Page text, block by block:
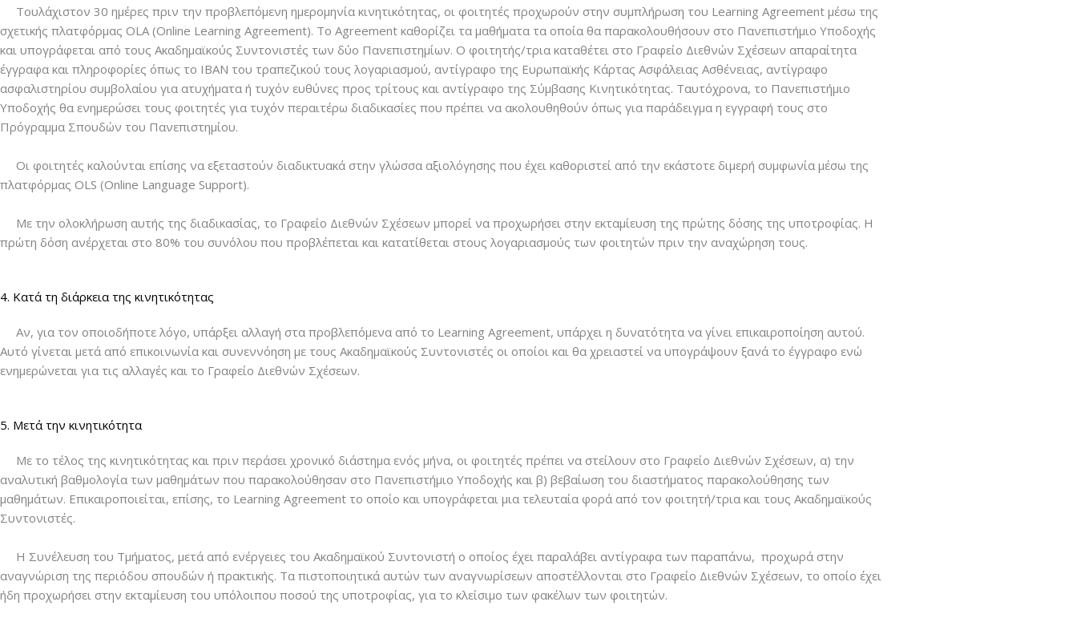
Τουλάχιστον 30 ημέρες πριν την προβλεπόμενη ημερομηνία κινητικότητας, οι φοιτητές προχωρούν στην συμπλήρωση του Learning Agreement μέσω της
σχετικής πλατφόρμας OLA (Online Learning Agreement). Tο Agreement καθορίζει τα μαθήματα τα οποία θα παρακολουθήσουν στο Πανεπιστήμιο Υποδοχής
και υπογράφεται από τους Ακαδημαϊκούς Συντονιστές των δύο Πανεπιστημίων. Ο φοιτητής/τρια καταθέτει στο Γραφείο Διεθνών Σχέσεων απαραίτητα
έγγραφα και πληροφορίες όπως το IBAN του τραπεζικού τους λογαριασμού, αντίγραφο της Ευρωπαϊκής Κάρτας Ασφάλειας Ασθένειας, αντίγραφο
ασφαλιστηρίου συμβολαίου για ατυχήματα ή τυχόν ευθύνες προς τρίτους και αντίγραφο της Σύμβασης Κινητικότητας. Ταυτόχρονα, το Πανεπιστήμιο
Υποδοχής θα ενημερώσει τους φοιτητές για τυχόν περαιτέρω διαδικασίες που πρέπει να ακολουθηθούν όπως για παράδειγμα η εγγραφή τους στο
Πρόγραμμα Σπουδών του Πανεπιστημίου.
Οι φοιτητές καλούνται επίσης να εξεταστούν διαδικτυακά στην γλώσσα αξιολόγησης που έχει καθοριστεί από την εκάστοτε διμερή συμφωνία μέσω της
πλατφόρμας OLS (Online Language Support).
Με την ολοκλήρωση αυτής της διαδικασίας, το Γραφείο Διεθνών Σχέσεων μπορεί να προχωρήσει στην εκταμίευση της πρώτης δόσης της υποτροφίας. Η
πρώτη δόση ανέρχεται στο 80% του συνόλου που προβλέπεται και κατατίθεται στους λογαριασμούς των φοιτητών πριν την αναχώρηση τους.
4. Κατά τη διάρκεια της κινητικότητας
Αν, για τον οποιοδήποτε λόγο, υπάρξει αλλαγή στα προβλεπόμενα από τo Learning Agreement, υπάρχει η δυνατότητα να γίνει επικαιροποίηση αυτού.
Αυτό γίνεται μετά από επικοινωνία και συνεννόηση με τους Ακαδημαϊκούς Συντονιστές οι οποίοι και θα χρειαστεί να υπογράψουν ξανά το έγγραφο ενώ
ενημερώνεται για τις αλλαγές και το Γραφείο Διεθνών Σχέσεων.
5. Μετά την κινητικότητα
Με το τέλος της κινητικότητας και πριν περάσει χρονικό διάστημα ενός μήνα, οι φοιτητές πρέπει να στείλουν στο Γραφείο Διεθνών Σχέσεων, α) την
αναλυτική βαθμολογία των μαθημάτων που παρακολούθησαν στο Πανεπιστήμιο Υποδοχής και β) βεβαίωση του διαστήματος παρακολούθησης των
μαθημάτων. Επικαιροποιείται, επίσης, το Learning Agreement το οποίο και υπογράφεται μια τελευταία φορά από τον φοιτητή/τρια και τους Ακαδημαϊκούς
Συντονιστές.
Η Συνέλευση του Τμήματος, μετά από ενέργειες του Ακαδημαϊκού Συντονιστή ο οποίος έχει παραλάβει αντίγραφα των παραπάνω, προχωρά στην
αναγνώριση της περιόδου σπουδών ή πρακτικής. Τα πιστοποιητικά αυτών των αναγνωρίσεων αποστέλλονται στο Γραφείο Διεθνών Σχέσεων, το οποίο έχει
ήδη προχωρήσει στην εκταμίευση του υπόλοιπου ποσού της υποτροφίας, για το κλείσιμο των φακέλων των φοιτητών.